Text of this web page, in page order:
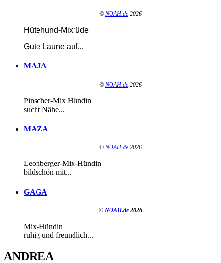
© NOAH.de 2026
Hütehund-Mixrüde
Gute Laune auf...
MAJA
© NOAH.de 2026
Pinscher-Mix Hündin
sucht Nähe...
MAZA
© NOAH.de 2026
Leonberger-Mix-Hündin
bildschön mit...
GAGA
© NOAH.de 2026
Mix-Hündin
ruhig und freundlich...
ANDREA